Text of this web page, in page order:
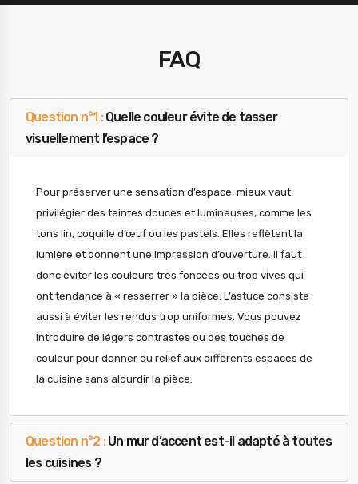
FAQ
Question n°1 :Quelle couleur évite de tasser
visuellement l’espace ?
Pour préserver une sensation d’espace, mieux vaut
privilégier des teintes douces et lumineuses, comme les
tons lin, coquille d’œuf ou les pastels. Elles reflètent la
lumière et donnent une impression d’ouverture. Il faut
donc éviter les couleurs très foncées ou trop vives qui
ont tendance à « resserrer » la pièce. L’astuce consiste
aussi à éviter les rendus trop uniformes. Vous pouvez
introduire de légers contrastes ou des touches de
couleur pour donner du relief aux différents espaces de
la cuisine sans alourdir la pièce.
Question n°2 :Un mur d’accent est-il adapté à toutes
les cuisines ?